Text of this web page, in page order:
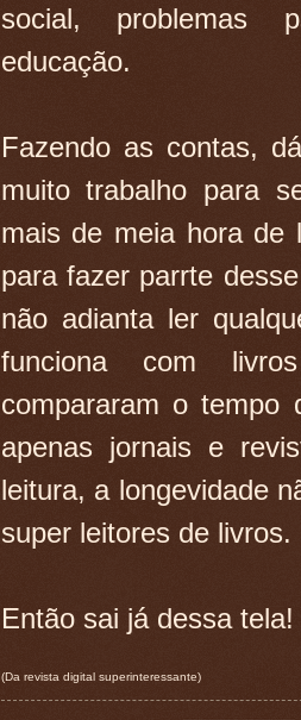
social, problemas
educação.
Fazendo as contas,
muito trabalho para
mais de meia hora de
para fazer parrte
não adianta ler
funciona com
compararam o tempo
apenas jornais e
leitura, a longevidade
super leitores de livros.
Então sai já dessa tela!
(Da revista digital superinteressante)